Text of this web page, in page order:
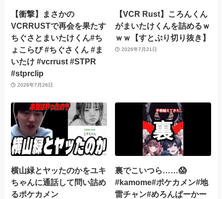
【衝撃】まさかの
VCRRUSTで再会を果たす
ちぐさとまいたけくん#ち
ょこらび #ちぐさくん #ま
いたけ #vcrrust #STPR
#stprclip
2026年7月26日
【VCR Rust】ころんくん
がまいたけくんを詰めるｗ
ｗｗ【すとぷり切り抜き】
2026年7月21日
横山緑とヤッたのかをユキ
ちゃんに通話して問い詰め
るポケカメン
裏でこいつら……😱
#kamome#ポケカメン#地
雷チャン#めろんぱーかー